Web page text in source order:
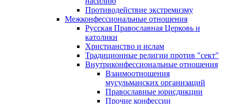
Противодействие экстремизму
Межконфессиональные отношения
Русская Православная Церковь и
католики
Христианство и ислам
Традиционные религии против "сект"
Внутриконфессиональные отношения
Взаимоотношения
мусульманских организаций
Православные юрисдикции
Прочие конфессии